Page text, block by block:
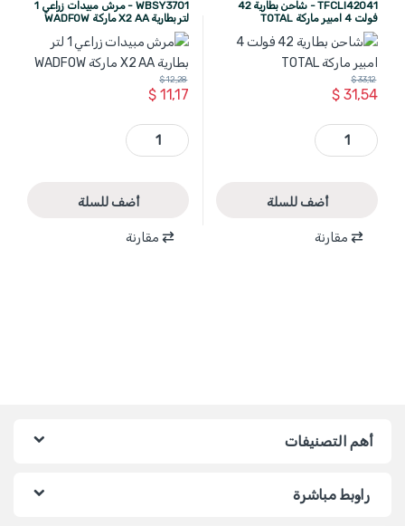
TFCLI42041 - شاحن بطارية 42
فولت 4 امبير ماركة TOTAL
$31,54
$33,12
TFCLI42041 - شاحن بطارية 42 فولت 4 امبير ماركة TOTAL quantity
أضف للسلة
مقارنة
WBSY3701 - مرش مبيدات زراعي 1
لتر بطارية X2 AA ماركة WADFOW
$11,17
$12,28
WBSY3701 - مرش مبيدات زراعي 1 لتر بطارية X2 AA ماركة WADFOW quantity
أضف للسلة
مقارنة
أهم التصنيفات
راوبط مباشرة